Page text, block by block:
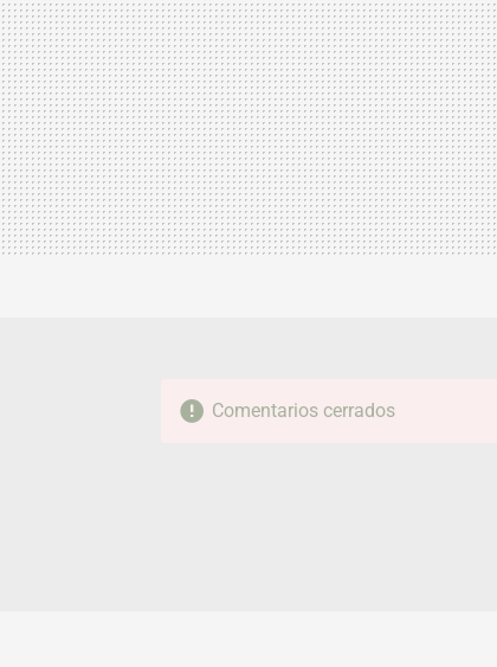
Comentarios cerrados